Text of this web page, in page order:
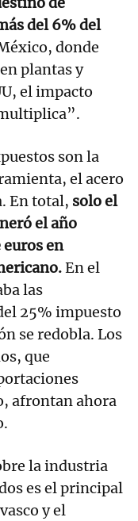
del 6% del
donde
plantas y
el impacto
son la
el acero
En total, solo el
el año
euros en
En el
las
25% impuesto
se redobla. Los
que
afrontan ahora
la industria
es el principal
y el